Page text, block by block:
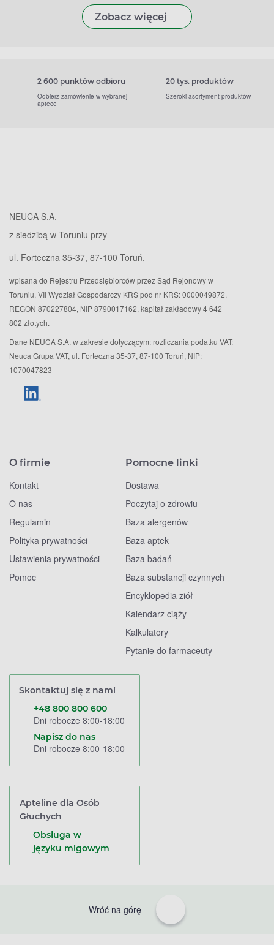
Zobacz więcej
2 600 punktów odbioru
Odbierz zamówienie w wybranej
aptece
20 tys. produktów
Szeroki asortyment produktów
NEUCA S.A.
z siedzibą w Toruniu przy
ul. Forteczna 35-37, 87-100 Toruń,
wpisana do Rejestru Przedsiębiorców przez Sąd Rejonowy w
Toruniu, VII Wydział Gospodarczy KRS pod nr KRS: 0000049872,
REGON 870227804, NIP 8790017162, kapitał zakładowy 4 642
802 złotych.
Dane NEUCA S.A. w zakresie dotyczącym: rozliczania podatku VAT:
Neuca Grupa VAT, ul. Forteczna 35-37, 87-100 Toruń, NIP:
1070047823
O firmie
Kontakt
O nas
Regulamin
Polityka prywatności
Ustawienia prywatności
Pomoc
Pomocne linki
Dostawa
Poczytaj o zdrowiu
Baza alergenów
Baza aptek
Baza badań
Baza substancji czynnych
Encyklopedia ziół
Kalendarz ciąży
Kalkulatory
Pytanie do farmaceuty
Skontaktuj się z nami
+48 800 800 600
Dni robocze 8:00-18:00
Napisz do nas
Dni robocze 8:00-18:00
Apteline dla Osób
Głuchych
Obsługa w
języku migowym
Wróć na górę